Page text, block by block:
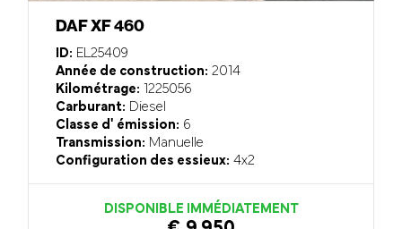
DAF XF 460
ID: EL25409
Année de construction: 2014
Kilométrage: 1225056
Carburant: Diesel
Classe d' émission: 6
Transmission: Manuelle
Configuration des essieux: 4x2
DISPONIBLE IMMÉDIATEMENT